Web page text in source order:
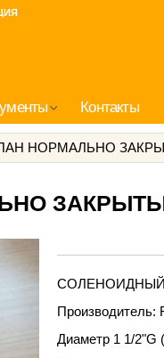
Контакты
НОРМАЛЬНО
СОЛЕНОИДНЫЙ
Производитель:
Диаметр 1 1/2"G